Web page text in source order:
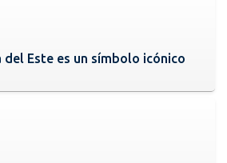
del Este es un símbolo icónico